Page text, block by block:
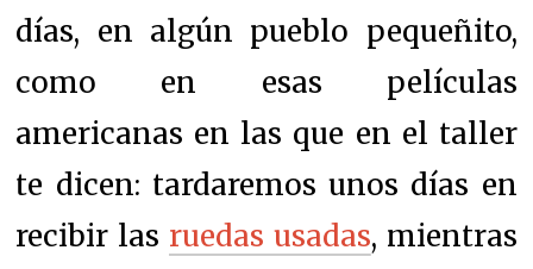
días, en algún pueblo pequeñito,
como en esas películas
americanas en las que en el taller
te dicen: tardaremos unos días en
recibir las ruedas usadas, mientras